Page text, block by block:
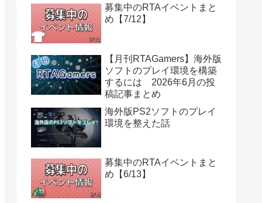
募集中のRTAイベントまと
め【7/12】
【月刊RTAGamers】海外版
ソフトのプレイ環境を構築
するには 2026年6月の投
稿記事まとめ
海外版PS2ソフトのプレイ
環境を整えた話
募集中のRTAイベントまと
め【6/13】